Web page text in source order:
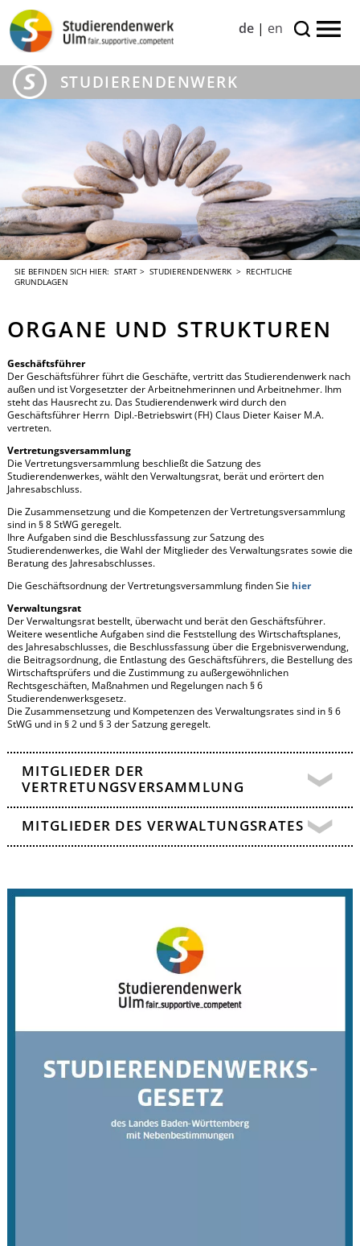
de| en
STUDIERENDENWERK
SIE BEFINDEN SICH HIER: START> STUDIERENDENWERK> RECHTLICHE
GRUNDLAGEN
ORGANE UND STRUKTUREN
Geschäftsführer
Der Geschäftsführer führt die Geschäfte, vertritt das Studierendenwerk nach
außen und ist Vorgesetzter der Arbeitnehmerinnen und Arbeitnehmer. Ihm
steht das Hausrecht zu. Das Studierendenwerk wird durch den
Geschäftsführer Herrn Dipl.-Betriebswirt (FH) Claus Dieter Kaiser M.A.
vertreten.
Vertretungsversammlung
Die Vertretungsversammlung beschließt die Satzung des
Studierendenwerkes, wählt den Verwaltungsrat, berät und erörtert den
Jahresabschluss.
Die Zusammensetzung und die Kompetenzen der Vertretungsversammlung
sind in § 8 StWG geregelt.
Ihre Aufgaben sind die Beschlussfassung zur Satzung des
Studierendenwerkes, die Wahl der Mitglieder des Verwaltungsrates sowie die
Beratung des Jahresabschlusses.
Die Geschäftsordnung der Vertretungsversammlung finden Sie hier
Verwaltungsrat
Der Verwaltungsrat bestellt, überwacht und berät den Geschäftsführer.
Weitere wesentliche Aufgaben sind die Feststellung des Wirtschaftsplanes,
des Jahresabschlusses, die Beschlussfassung über die Ergebnisverwendung,
die Beitragsordnung, die Entlastung des Geschäftsführers, die Bestellung des
Wirtschaftsprüfers und die Zustimmung zu außergewöhnlichen
Rechtsgeschäften, Maßnahmen und Regelungen nach § 6
Studierendenwerksgesetz.
Die Zusammensetzung und Kompetenzen des Verwaltungsrates sind in § 6
StWG und in § 2 und § 3 der Satzung geregelt.
MITGLIEDER DER
VERTRETUNGSVERSAMMLUNG
MITGLIEDER DES VERWALTUNGSRATES